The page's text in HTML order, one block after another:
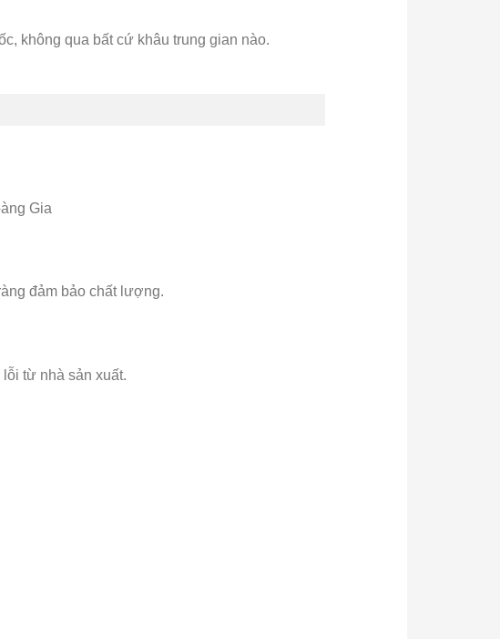
không qua bất cứ khâu trung gian nào.
Gia
đảm bảo chất lượng.
từ nhà sản xuất.